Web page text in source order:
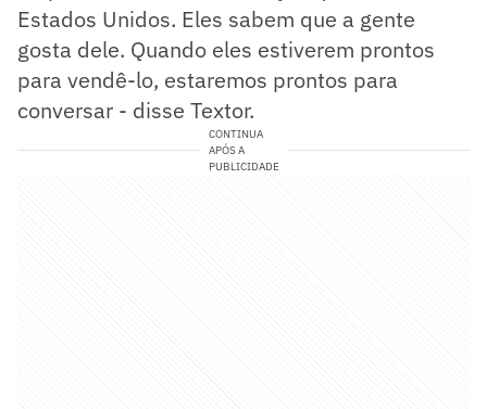
Estados Unidos. Eles sabem que a gente
gosta dele. Quando eles estiverem prontos
para vendê-lo, estaremos prontos para
conversar - disse Textor.
CONTINUA
APÓS A
PUBLICIDADE